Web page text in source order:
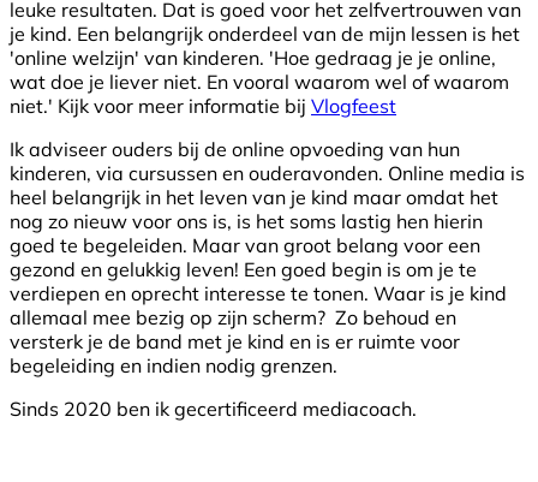
leuke resultaten. Dat is goed voor het zelfvertrouwen van
je kind. Een belangrijk onderdeel van de mijn lessen is het
'online welzijn' van kinderen. 'Hoe gedraag je je online,
wat doe je liever niet. En vooral waarom wel of waarom
niet.' Kijk voor meer informatie bij Vlogfeest
Ik adviseer ouders bij de online opvoeding van hun
kinderen, via cursussen en ouderavonden. Online media is
heel belangrijk in het leven van je kind maar omdat het
nog zo nieuw voor ons is, is het soms lastig hen hierin
goed te begeleiden. Maar van groot belang voor een
gezond en gelukkig leven! Een goed begin is om je te
verdiepen en oprecht interesse te tonen. Waar is je kind
allemaal mee bezig op zijn scherm? Zo behoud en
versterk je de band met je kind en is er ruimte voor
begeleiding en indien nodig grenzen.
Sinds 2020 ben ik gecertificeerd mediacoach.